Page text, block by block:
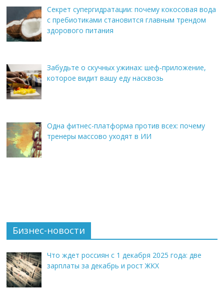
Секрет супергидратации: почему кокосовая вода
с пребиотиками становится главным трендом
здорового питания
Забудьте о скучных ужинах: шеф-приложение,
которое видит вашу еду насквозь
Одна фитнес-платформа против всех: почему
тренеры массово уходят в ИИ
Бизнес-новости
Что ждет россиян с 1 декабря 2025 года: две
зарплаты за декабрь и рост ЖКХ